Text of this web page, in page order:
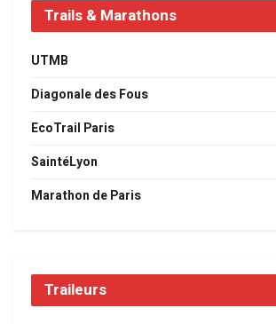
Trails & Marathons
UTMB
Diagonale des Fous
EcoTrail Paris
SaintéLyon
Marathon de Paris
Traileurs